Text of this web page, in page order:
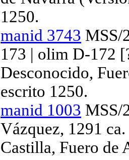
1250.
manid 3743 MSS/
173 | olim D-172
Desconocido,
escrito 1250.
manid 1003 MSS/
Vázquez, 1291
Castilla, Fuero de